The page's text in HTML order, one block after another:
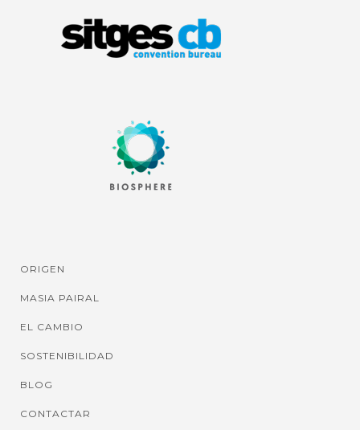
ORIGEN
MASIA PAIRAL
EL CAMBIO
SOSTENIBILIDAD
BLOG
CONTACTAR